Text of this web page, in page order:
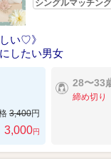
シングルマッチング
い♡》
したい男女
3,400円
3,000円
28〜33
締め切り